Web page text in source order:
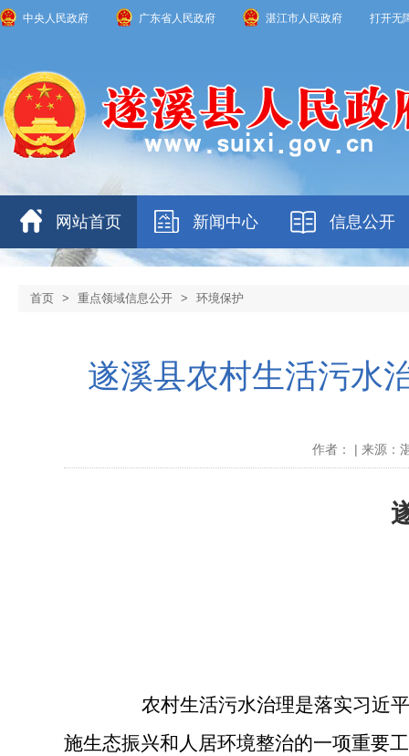
中央人民政府 广东省人民政府 湛江市人民政府 打开无
网站首页 新闻中心 信息公开
首页 > 重点领域信息公开 > 环境保护
遂溪县农村生活污水
作者： | 来源：
农村生活污水治理是落实习近平
施生态振兴和人居环境整治的一项重要